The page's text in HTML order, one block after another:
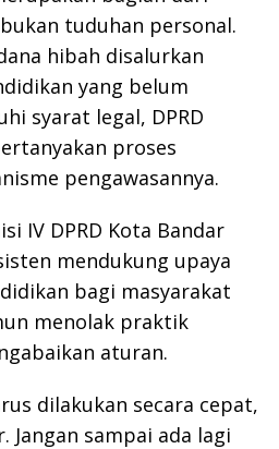
tuduhan personal.
hibah disalurkan
yang belum
syarat legal, DPRD
proses
pengawasannya.
IV DPRD Kota Bandar
mendukung upaya
bagi masyarakat
menolak praktik
aturan.
dilakukan secara cepat,
sampai ada lagi